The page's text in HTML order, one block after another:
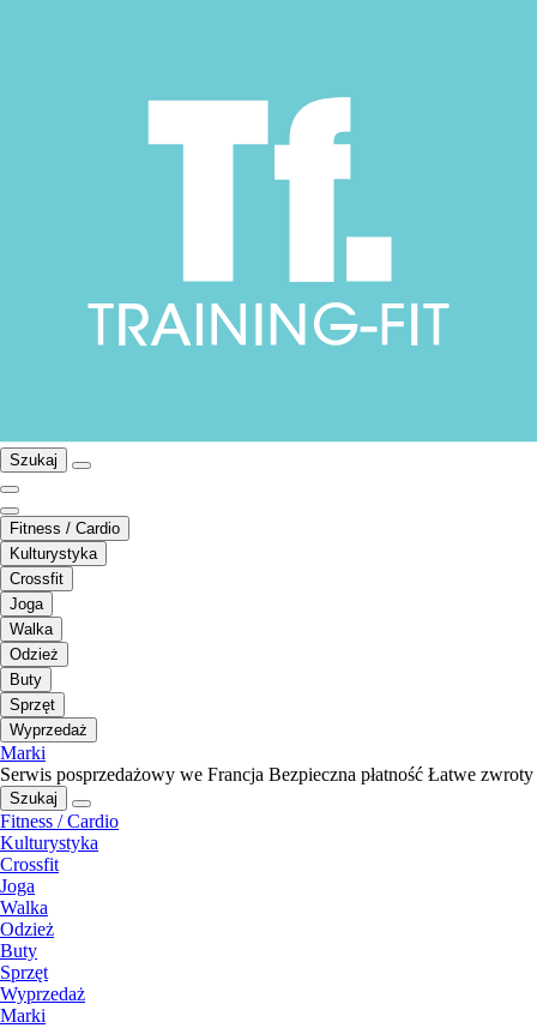
Szukaj
Fitness / Cardio
Kulturystyka
Crossfit
Joga
Walka
Odzież
Buty
Sprzęt
Wyprzedaż
Marki
Serwis posprzedażowy we Francja Bezpieczna płatność Łatwe zwroty
Szukaj
Fitness / Cardio
Kulturystyka
Crossfit
Joga
Walka
Odzież
Buty
Sprzęt
Wyprzedaż
Marki